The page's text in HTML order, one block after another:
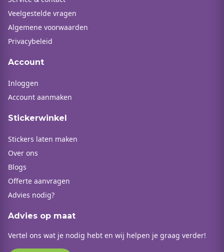
Veelgestelde vragen
Algemene voorwaarden
Privacybeleid
Account
Inloggen
Account aanmaken
Stickerwinkel
Stickers laten maken
Over ons
Blogs
Offerte aanvragen
Advies nodig?
Advies op maat
Vertel ons wat je nodig hebt en wij helpen je graag verder!